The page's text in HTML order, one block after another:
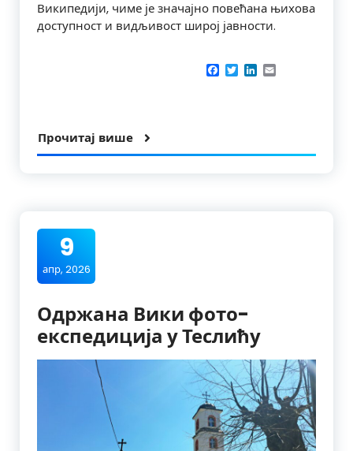
Википедији, чиме је значајно повећана њихова
доступност и видљивост широј јавности.
Прочитај више
Facebook
TwitterLinkedIn
9
апр, 2026
Одржана Вики фото-
експедиција у Теслићу